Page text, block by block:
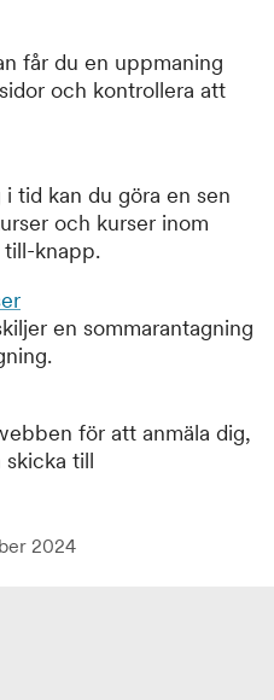
får du en uppmaning
och kontrollera att
tid kan du göra en sen
och kurser inom
till-knapp.
en sommarantagning
för att anmäla dig,
till
2024